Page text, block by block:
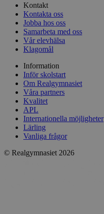
Kontakt
Kontakta oss
Jobba hos oss
Samarbeta med oss
Vår elevhälsa
Klagomål
Information
Inför skolstart
Om Realgymnasiet
Våra partners
Kvalitet
APL
Internationella möjligheter
Lärling
Vanliga frågor
© Realgymnasiet 2026